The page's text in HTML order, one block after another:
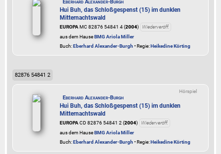
Eberhard Alexander-Burgh
Hui Buh, das Schloßgespenst (15) im dunklen
Mitternachtswald
EUROPAMC 82876 54841 4 (2004)
Wiederveröff.
aus dem HauseBMG Ariola Miller
Buch:Eberhard Alexander-Burgh • Regie:Heikedine Körting
82876 54841 2
Hörspiel
Eberhard Alexander-Burgh
Hui Buh, das Schloßgespenst (15) im dunklen
Mitternachtswald
EUROPACD 82876 54841 2 (2004)
Wiederveröff.
aus dem HauseBMG Ariola Miller
Buch:Eberhard Alexander-Burgh • Regie:Heikedine Körting